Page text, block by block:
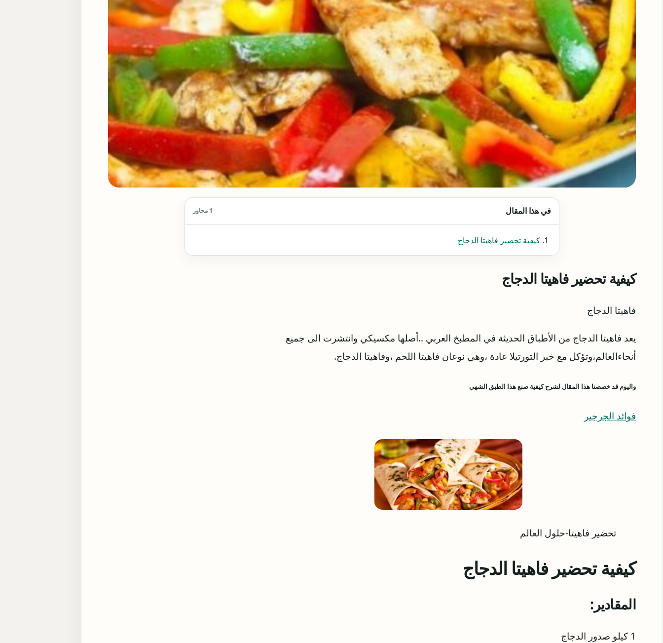
في هذا المقال 1 محاور
كيفية تحضير فاهيتا الدجاج
كيفية تحضير فاهيتا الدجاج
فاهيتا الدجاج
يعد فاهيتا الدجاج من الأطباق الحديثة في المطبخ العربي ..أصلها مكسيكي وانتشرت الى جميع
أنحاءالعالم،وتؤكل مع خبز التورتيلا عادة ،وهي نوعان فاهيتا اللحم ،وفاهيتا الدجاج.
واليوم قد خصصنا هذا المقال لشرح كيفية صنع هذا الطبق الشهي
فوائد الجرجير
تحضير فاهيتا-حلول العالم
كيفية تحضير فاهيتا الدجاج
المقادير:
1 كيلو صدور الدجاج